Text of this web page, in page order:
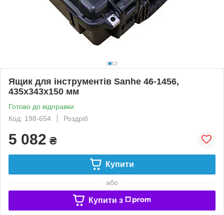
Ящик для інструментів Sanhe 46-1456,
435x343x150 мм
Готово до відправки
Код: 198-654
Роздріб
5 082 ₴
Купити
або
Купити з